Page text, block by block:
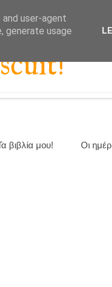
βιβλία μου! Οι
user-agent
generate usage